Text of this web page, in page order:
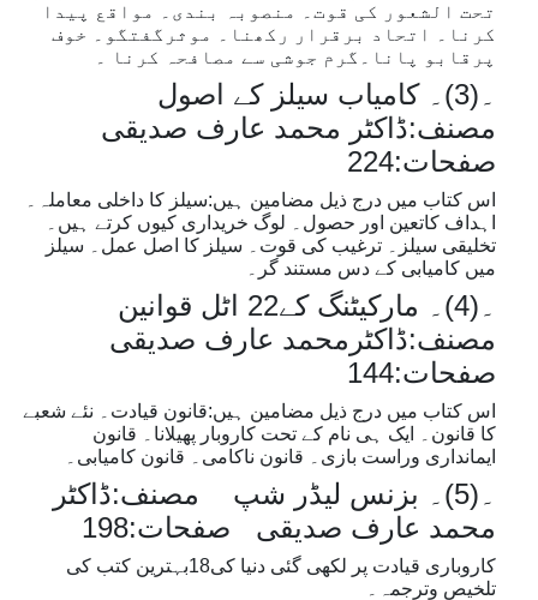
تحت الشعور کی قوت۔ منصوبہ بندی۔ مواقع پیدا
کرنا۔ اتحاد برقرار رکھنا۔ موثرگفتگو۔ خوف
پرقابو پانا۔گرم جوشی سے مصافحہ کرنا ۔
۔(3)۔ کامیاب سیلز کے اصول
مصنف:ڈاکٹر محمد عارف صدیقی
صفحات:224
اس کتاب میں درج ذیل مضامین ہیں:سیلز کا داخلی معاملہ۔
اہداف کاتعین اور حصول۔ لوگ خریداری کیوں کرتے ہیں۔
تخلیقی سیلز۔ ترغیب کی قوت۔ سیلز کا اصل عمل۔ سیلز
میں کامیابی کے دس مستند گر۔
۔(4)۔ مارکیٹنگ کے22 اٹل قوانین
مصنف:ڈاکٹرمحمد عارف صدیقی
صفحات:144
اس کتاب میں درج ذیل مضامین ہیں:قانون قیادت۔ نئے شعبے
کا قانون۔ ایک ہی نام کے تحت کاروبار پھیلانا۔ قانون
ایمانداری وراست بازی۔ قانون ناکامی۔ قانون کامیابی۔
۔(5)۔ بزنس لیڈر شپ مصنف:ڈاکٹر
محمد عارف صدیقی صفحات:198
کاروباری قیادت پر لکھی گئی دنیا کی18بہترین کتب کی
تلخیص وترجمہ۔